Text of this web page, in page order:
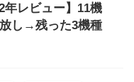
年レビュー】11機
し→残った3機種